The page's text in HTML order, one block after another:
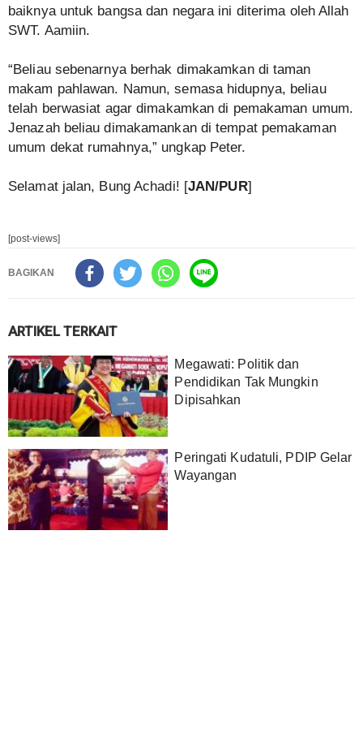
baiknya untuk bangsa dan negara ini diterima oleh Allah
SWT. Aamiin.
“Beliau sebenarnya berhak dimakamkan di taman
makam pahlawan. Namun, semasa hidupnya, beliau
telah berwasiat agar dimakamkan di pemakaman umum.
Jenazah beliau dimakamankan di tempat pemakaman
umum dekat rumahnya,” ungkap Peter.
Selamat jalan, Bung Achadi! [JAN/PUR]
[post-views]
BAGIKAN
ARTIKEL TERKAIT
Megawati: Politik dan
Pendidikan Tak Mungkin
Dipisahkan
Peringati Kudatuli, PDIP Gelar
Wayangan